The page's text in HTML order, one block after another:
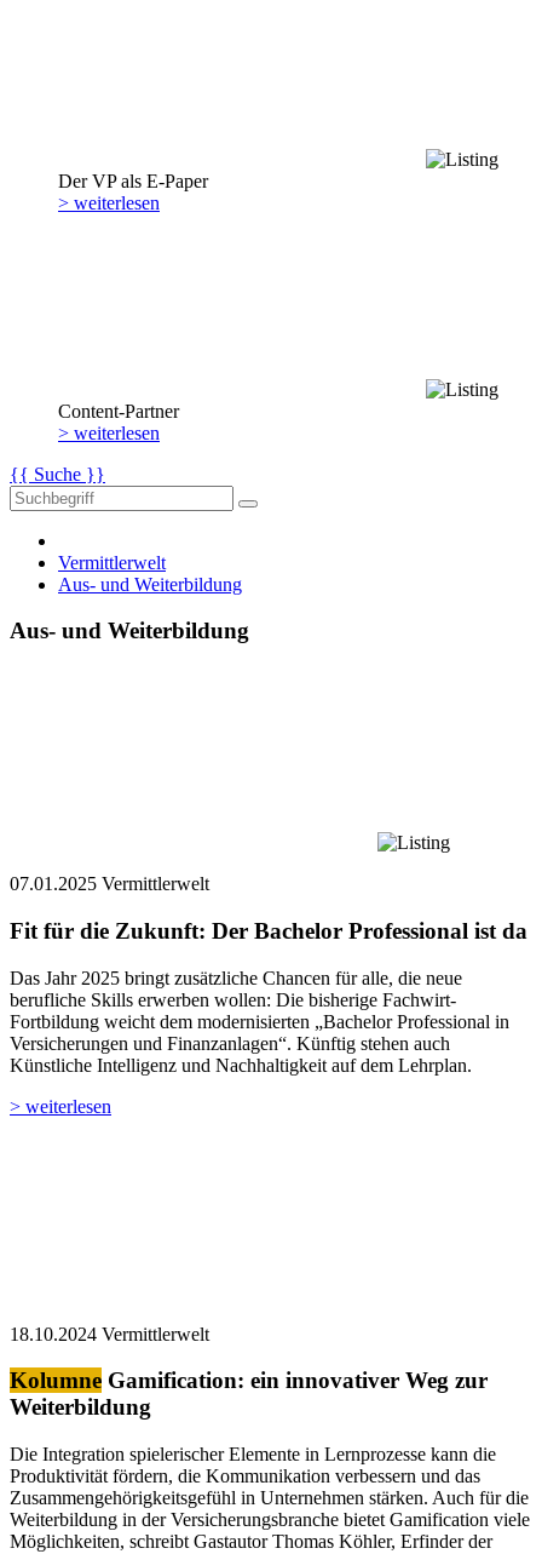
Der VP als E-Paper
> weiterlesen
Content-Partner
> weiterlesen
{{ Suche }}
Vermittlerwelt
Aus- und Weiterbildung
Aus- und Weiterbildung
07.01.2025 Vermittlerwelt
Fit für die Zukunft: Der Bachelor Professional ist da
Das Jahr 2025 bringt zusätzliche Chancen für alle, die neue
berufliche Skills erwerben wollen: Die bisherige Fachwirt-
Fortbildung weicht dem modernisierten „Bachelor Professional in
Versicherungen und Finanzanlagen“. Künftig stehen auch
Künstliche Intelligenz und Nachhaltigkeit auf dem Lehrplan.
> weiterlesen
18.10.2024 Vermittlerwelt
Kolumne Gamification: ein innovativer Weg zur
Weiterbildung
Die Integration spielerischer Elemente in Lernprozesse kann die
Produktivität fördern, die Kommunikation verbessern und das
Zusammengehörigkeitsgefühl in Unternehmen stärken. Auch für die
Weiterbildung in der Versicherungsbranche bietet Gamification viele
Möglichkeiten, schreibt Gastautor Thomas Köhler, Erfinder der